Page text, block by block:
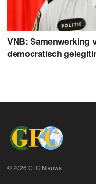
VNB: Samenwerking
democratisch
© 2026 GFC Nieuws